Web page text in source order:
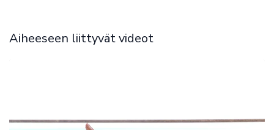
Aiheeseen liittyvät videot